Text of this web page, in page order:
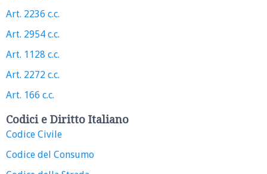
Art. 2236 c.c.
Art. 2954 c.c.
Art. 1128 c.c.
Art. 2272 c.c.
Art. 166 c.c.
Codici e Diritto Italiano
Codice Civile
Codice del Consumo